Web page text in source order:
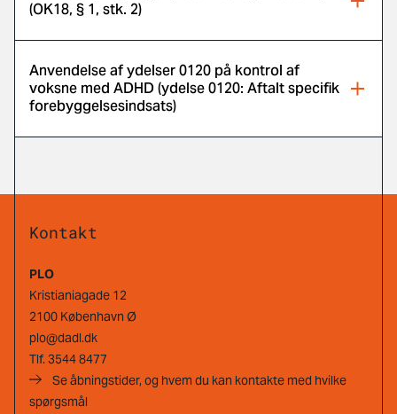
(OK18, § 1, stk. 2)
Anvendelse af ydelser 0120 på kontrol af
voksne med ADHD (ydelse 0120: Aftalt specifik
forebyggelsesindsats)
Kontakt
PLO
Kristianiagade 12
2100 København Ø
plo@dadl.dk
Tlf.3544 8477
Se åbningstider, og hvem du kan kontakte med hvilke
spørgsmål